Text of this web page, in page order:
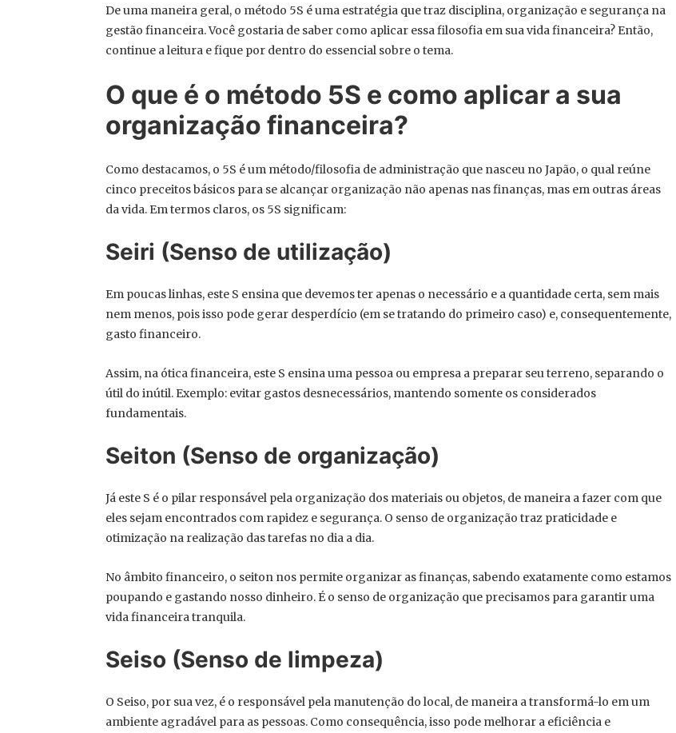
De uma maneira geral, o método 5S é uma estratégia que traz disciplina, organização e segurança na
gestão financeira. Você gostaria de saber como aplicar essa filosofia em sua vida financeira? Então,
continue a leitura e fique por dentro do essencial sobre o tema.
O que é o método 5S e como aplicar a sua
organização financeira?
Como destacamos, o 5S é um método/filosofia de administração que nasceu no Japão, o qual reúne
cinco preceitos básicos para se alcançar organização não apenas nas finanças, mas em outras áreas
da vida. Em termos claros, os 5S significam:
Seiri (Senso de utilização)
Em poucas linhas, este S ensina que devemos ter apenas o necessário e a quantidade certa, sem mais
nem menos, pois isso pode gerar desperdício (em se tratando do primeiro caso) e, consequentemente,
gasto financeiro.
Assim, na ótica financeira, este S ensina uma pessoa ou empresa a preparar seu terreno, separando o
útil do inútil. Exemplo: evitar gastos desnecessários, mantendo somente os considerados
fundamentais.
Seiton (Senso de organização)
Já este S é o pilar responsável pela organização dos materiais ou objetos, de maneira a fazer com que
eles sejam encontrados com rapidez e segurança. O senso de organização traz praticidade e
otimização na realização das tarefas no dia a dia.
No âmbito financeiro, o seiton nos permite organizar as finanças, sabendo exatamente como estamos
poupando e gastando nosso dinheiro. É o senso de organização que precisamos para garantir uma
vida financeira tranquila.
Seiso (Senso de limpeza)
O Seiso, por sua vez, é o responsável pela manutenção do local, de maneira a transformá-lo em um
ambiente agradável para as pessoas. Como consequência, isso pode melhorar a eficiência e